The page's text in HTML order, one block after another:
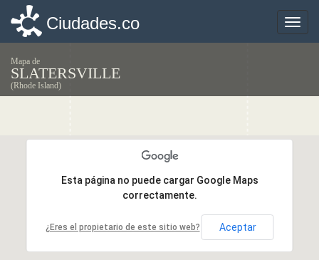
Toggle
Ciudades.co
Mapa de
SLATERSVILLE
(Rhode Island)
Esta página no puede cargar Google Maps
correctamente.
¿Eres el propietario de este sitio web? Aceptar
Esta página no puede cargar Google Maps
correctamente.
¿Eres el propietario de este sitio web? Aceptar
Toggle
Ciudades.co